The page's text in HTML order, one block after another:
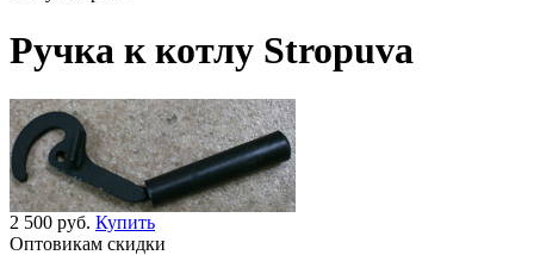
Ручка к котлу Stropuva
2 500 руб. Купить
Оптовикам скидки